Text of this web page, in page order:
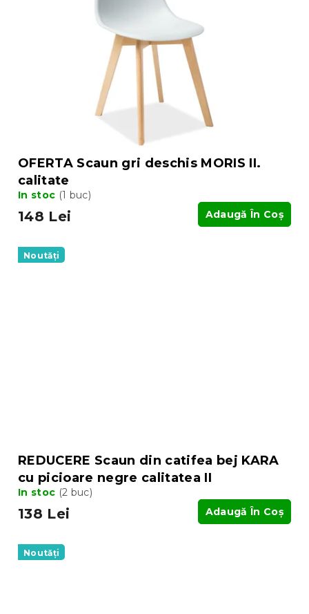
OFERTA Scaun gri deschis MORIS II.
calitate
In stoc (1 buc)
148 Lei Adaugă În Coş
Noutăți
REDUCERE Scaun din catifea bej KARA
cu picioare negre calitatea II
In stoc (2 buc)
138 Lei Adaugă În Coş
Noutăți